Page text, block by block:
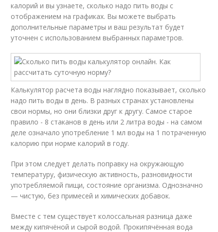
калорий и вы узнаете, сколько надо пить воды с
отображением на графиках. Вы можете выбрать
дополнительные параметры и ваш результат будет
уточнен с использованием выбранных параметров.
Калькулятор расчета воды наглядно показывает, сколько
надо пить воды в день. В разных странах установлены
свои нормы, но они близки друг к другу. Самое старое
правило - 8 стаканов в день или 2 литра воды - на самом
деле означало употребление 1 мл воды на 1 потраченную
калорию при норме калорий в году.
При этом следует делать поправку на окружающую
температуру, физическую активность, разновидности
употребляемой пищи, состояние организма. Однозначно
— чистую, без примесей и химических добавок.
Вместе с тем существует колоссальная разница даже
между кипячёной и сырой водой. Прокипячённая вода